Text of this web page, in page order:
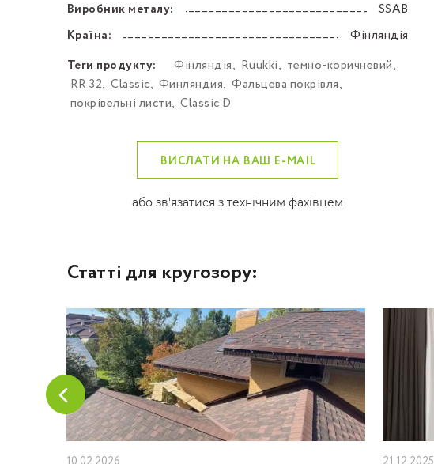
Виробник металу:
–––––––––––––––––––––––––––––––––––––––––––––
SSAB
Країна:
–––––––––––––––––––––––––––––––––––––––––––––Фінляндія
Теги продукту:
Фінляндія, Ruukki, темно-коричневий,
RR 32, Classic, Финляндия, Фальцева покрівля,
покрівельні листи, Classic D
ВИСЛАТИ НА ВАШ E-MAIL
або зв'язатися з технічним фахівцем
Статті для кругозору: